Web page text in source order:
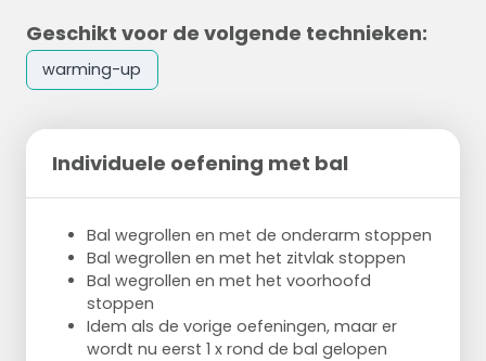
Geschikt voor de volgende technieken:
warming-up
Individuele oefening met bal
Bal wegrollen en met de onderarm stoppen
Bal wegrollen en met het zitvlak stoppen
Bal wegrollen en met het voorhoofd
stoppen
Idem als de vorige oefeningen, maar er
wordt nu eerst 1 x rond de bal gelopen